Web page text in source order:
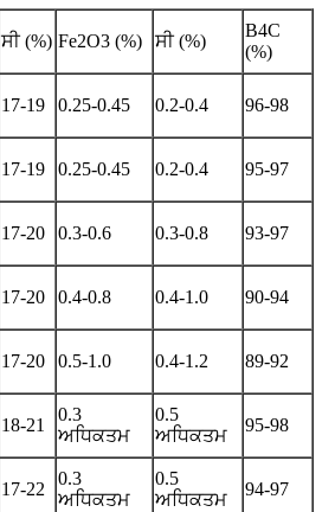
ਸੀ (%) Fe2O3 (%) ਸੀ (%)
B4C
(%)
17-19 0.25-0.45 0.2-0.4 96-98
17-19 0.25-0.45 0.2-0.4 95-97
17-20 0.3-0.6 0.3-0.8 93-97
17-20 0.4-0.8 0.4-1.0 90-94
17-20 0.5-1.0 0.4-1.2 89-92
18-21
0.3
ਅਧਿਕਤਮ
0.5
ਅਧਿਕਤਮ
95-98
17-22
0.3
ਅਧਿਕਤਮ
0.5
ਅਧਿਕਤਮ
94-97